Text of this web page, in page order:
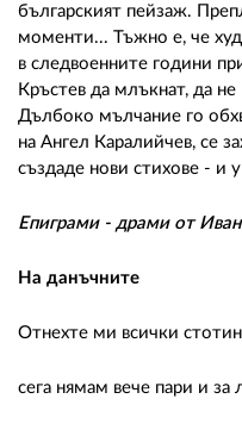
българският пейзаж.
моменти... Тъжно е, че
в следвоенните години
Кръстев да млъкнат, да не
Дълбоко мълчание го
на Ангел Каралийчев, се
създаде нови стихове - и
Епиграми - драми от
На данъчните
Отнехте ми всички
сега нямам вече пари и за